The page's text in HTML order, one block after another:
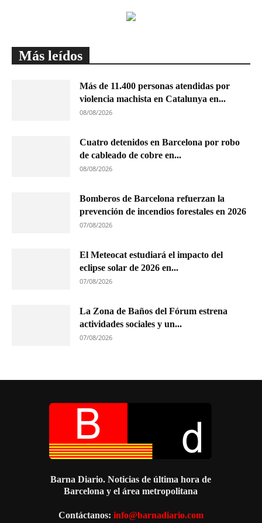
Más leídos
Más de 11.400 personas atendidas por
violencia machista en Catalunya en...
08/08/2026
Cuatro detenidos en Barcelona por robo
de cableado de cobre en...
08/08/2026
Bomberos de Barcelona refuerzan la
prevención de incendios forestales en 2026
07/08/2026
El Meteocat estudiará el impacto del
eclipse solar de 2026 en...
07/08/2026
La Zona de Baños del Fórum estrena
actividades sociales y un...
07/08/2026
Barna Diario. Noticias de última hora de
Barcelona y el área metropolitana
Contáctanos: info@barnadiario.com